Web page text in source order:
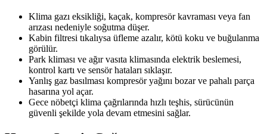
Klima gazı eksikliği, kaçak, kompresör kavraması veya fan
arızası nedeniyle soğutma düşer.
Kabin filtresi tıkalıysa üfleme azalır, kötü koku ve buğulanma
görülür.
Park kliması ve ağır vasıta klimasında elektrik beslemesi,
kontrol kartı ve sensör hataları sıklaşır.
Yanlış gaz basılması kompresör yağını bozar ve pahalı parça
hasarına yol açar.
Gece nöbetçi klima çağrılarında hızlı teşhis, sürücünün
güvenli şekilde yola devam etmesini sağlar.